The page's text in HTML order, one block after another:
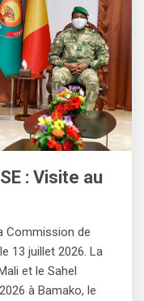
: Visite au
Commission de
13 juillet 2026. La
et le Sahel
à Bamako, le